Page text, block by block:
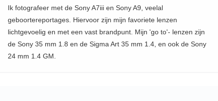
Ik fotografeer met de Sony A7iii en Sony A9, veelal
geboortereportages. Hiervoor zijn mijn favoriete lenzen
lichtgevoelig en met een vast brandpunt. Mijn 'go to'- lenzen zijn
de Sony 35 mm 1.8 en de Sigma Art 35 mm 1.4, en ook de Sony
24 mm 1.4 GM.